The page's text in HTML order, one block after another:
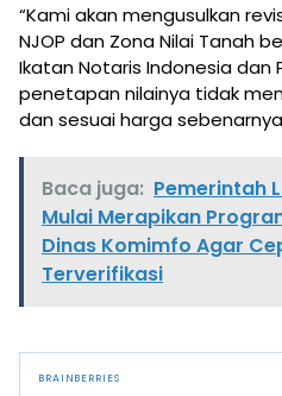
“Kami akan mengusulkan
NJOP dan Zona Nilai Tanah
Ikatan Notaris Indonesia dan
penetapan nilainya tidak
dan sesuai harga
Baca juga: Pemerintah
Mulai Merapikan
Dinas Komimfo Agar
Terverifikasi